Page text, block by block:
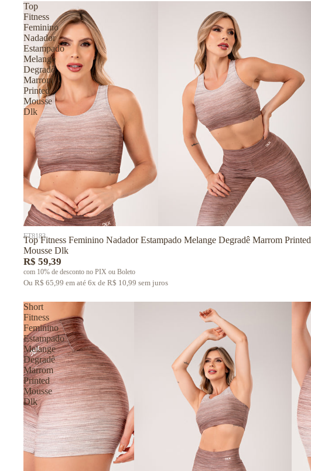
Top
Fitness
Feminino
Nadador
Estampado
Melange
Degradê
Marrom
Printed
Mousse
Dlk
FT8183
Top Fitness Feminino Nadador Estampado Melange Degradê Marrom Printed
Mousse Dlk
R$ 59,39
com 10% de desconto no PIX ou Boleto
Ou R$ 65,99 em até 6x de R$ 10,99 sem juros
Short
Fitness
Feminino
Estampado
Melange
Degradê
Marrom
Printed
Mousse
Dlk